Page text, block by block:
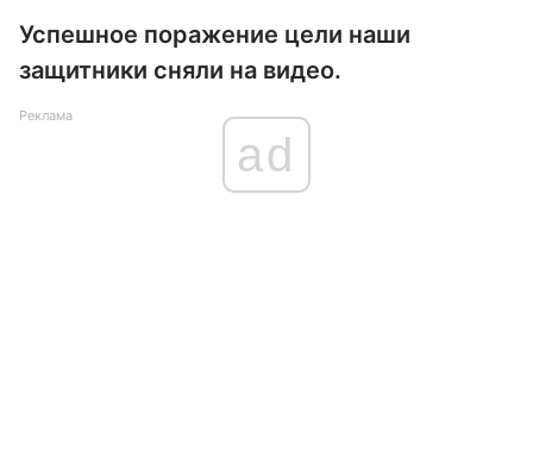
Успешное поражение цели наши
защитники сняли на видео.
Реклама
ad